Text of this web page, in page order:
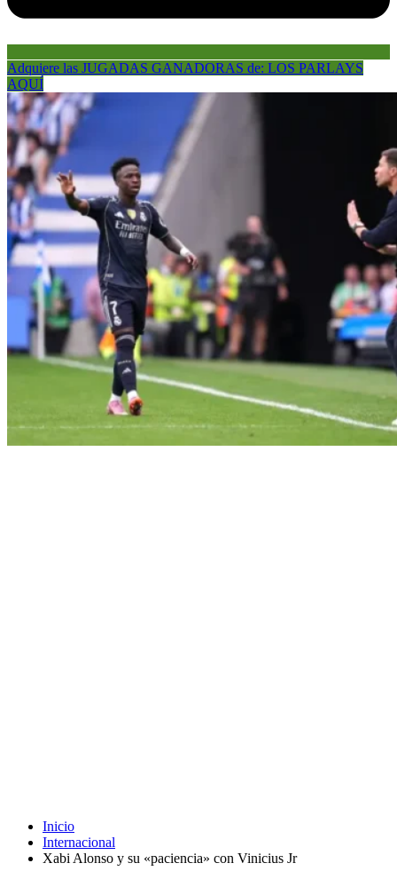
Adquiere las JUGADAS GANADORAS de: LOS PARLAYS
AQUÍ
Inicio
Internacional
Xabi Alonso y su «paciencia» con Vinicius Jr